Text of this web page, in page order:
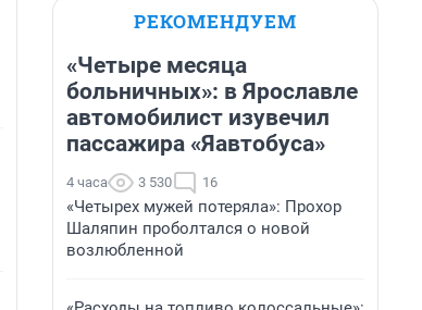
РЕКОМЕНДУЕМ
«Четыре месяца
больничных»: в Ярославле
автомобилист изувечил
пассажира «Яавтобуса»
4 часа 3 530 16
«Четырех мужей потеряла»: Прохор
Шаляпин проболтался о новой
возлюбленной